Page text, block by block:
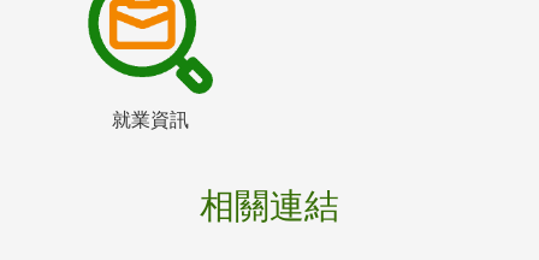
就業資訊
相關連結